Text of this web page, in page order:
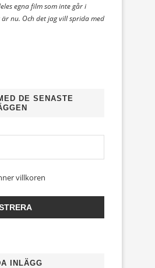
egna film som inte går i
nu. Och det jag vill sprida med
DE SENASTE
villkoren
INLÄGG